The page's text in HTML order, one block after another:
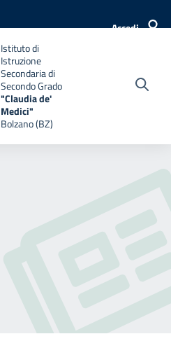
Accedi
Istituto di
Istruzione
Secondaria di
Secondo Grado
"Claudia de'
Medici"
Bolzano (BZ)